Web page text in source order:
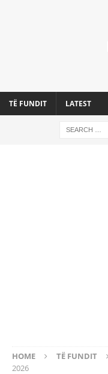
TË FUNDIT LATEST
HOME TË FUNDIT
2026